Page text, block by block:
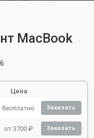
MacBook
Цена
бесплатно Заказать
от 3700 ₽ Заказать